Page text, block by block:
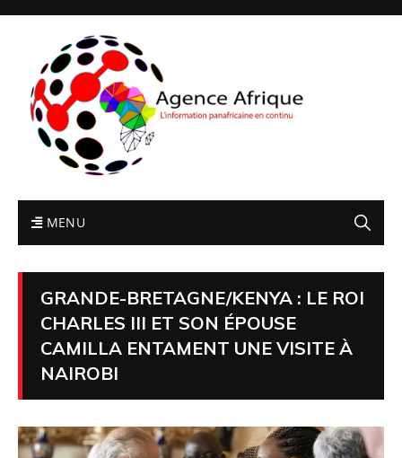
MENU
GRANDE-BRETAGNE/KENYA : LE ROI
CHARLES III ET SON ÉPOUSE
CAMILLA ENTAMENT UNE VISITE À
NAIROBI